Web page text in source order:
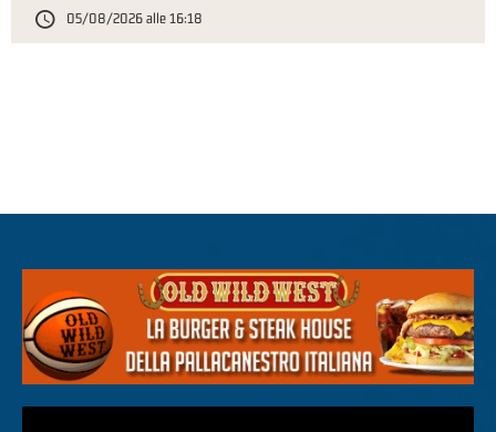
05/08/2026 alle 16:18